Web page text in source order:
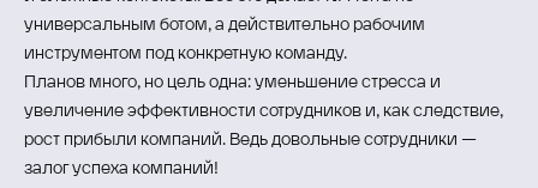
универсальным ботом, а действительно рабочим
инструментом под конкретную команду.
Планов много, но цель одна: уменьшение стресса и
увеличение эффективности сотрудников и, как следствие,
рост прибыли компаний. Ведь довольные сотрудники —
залог успеха компаний!